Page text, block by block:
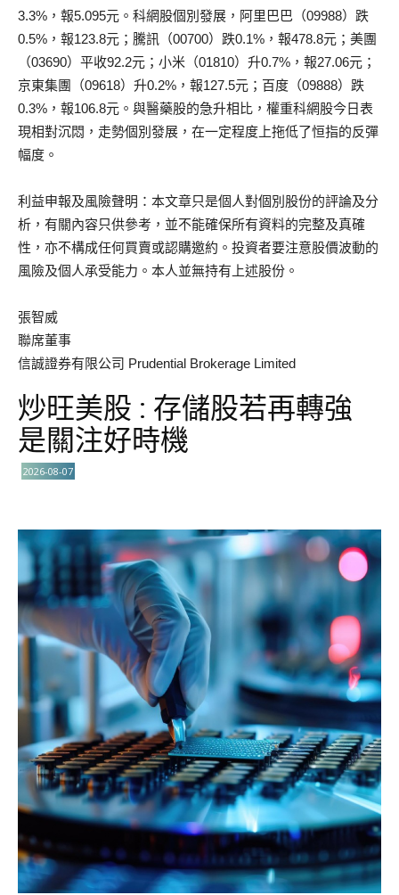
3.3%，報5.095元。科網股個別發展，阿里巴巴（09988）跌
0.5%，報123.8元；騰訊（00700）跌0.1%，報478.8元；美團
（03690）平收92.2元；小米（01810）升0.7%，報27.06元；
京東集團（09618）升0.2%，報127.5元；百度（09888）跌
0.3%，報106.8元。與醫藥股的急升相比，權重科網股今日表
現相對沉悶，走勢個別發展，在一定程度上拖低了恒指的反彈
幅度。
利益申報及風險聲明：本文章只是個人對個別股份的評論及分
析，有關內容只供參考，並不能確保所有資料的完整及真確
性，亦不構成任何買賣或認購邀約。投資者要注意股價波動的
風險及個人承受能力。本人並無持有上述股份。
張智威
聯席董事
信誠證券有限公司 Prudential Brokerage Limited
炒旺美股 : 存儲股若再轉強
是關注好時機
2026-08-07